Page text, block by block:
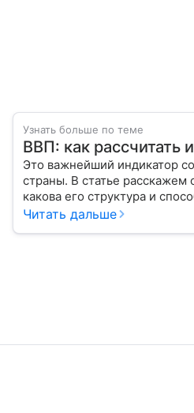
Узнать больше по теме
ВВП: как рассчитать
Это важнейший индикатор
страны. В статье расскажем
какова его структура и
приведем прогноз эксперта
Читать дальше